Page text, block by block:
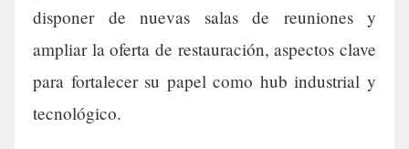
disponer de nuevas salas de reuniones y
ampliar la oferta de restauración, aspectos clave
para fortalecer su papel como hub industrial y
tecnológico.